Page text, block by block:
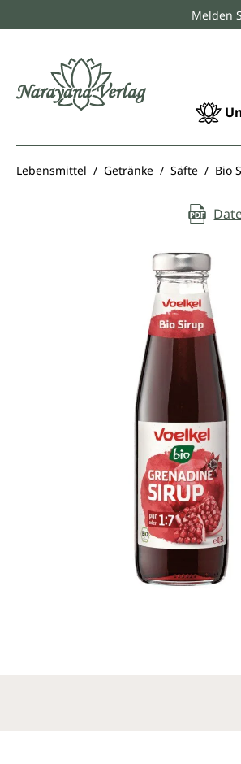
Zur HauptnavigationMelden
Lebensmittel Getränke Säfte Bio